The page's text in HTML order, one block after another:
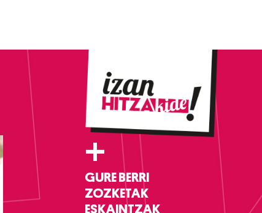
+
GURE BERRI
ZOZKETAK
ESKAINTZAK